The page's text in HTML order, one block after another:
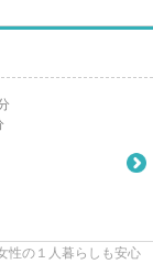
性の１人暮らしも安心